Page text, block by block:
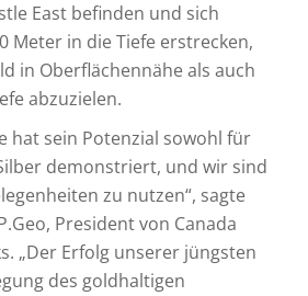
East befinden und sich
Meter in die Tiefe erstrecken,
in Oberflächennähe als auch
abzuzielen.
hat sein Potenzial sowohl für
demonstriert, und wir sind
zu nutzen“, sagte
President von Canada
„Der Erfolg unserer jüngsten
des goldhaltigen